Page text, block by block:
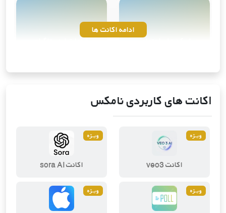
شبکه های اجتماعی
خدمات اینستاگرام
ویرایش و طراحی دیجیتال
2محصول
ابزارهای هوش مصنوعی
3محصول
ادامه اکانت ها
اکانت های کاربردی نامکس
ویــژه
اکانت veo3
ویــژه
اکانت sora AI
ویــژه ویــژه